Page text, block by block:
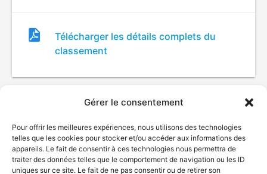
Gérer le consentement
Pour offrir les meilleures expériences, nous utilisons des technologies
telles que les cookies pour stocker et/ou accéder aux informations des
appareils. Le fait de consentir à ces technologies nous permettra de
traiter des données telles que le comportement de navigation ou les ID
uniques sur ce site. Le fait de ne pas consentir ou de retirer son
Fichier
de
classement
Télécharger les détails complets du
classement